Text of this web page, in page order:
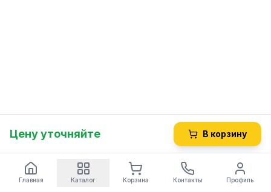
Цену уточняйте В корзину
Главная Каталог Корзина Контакты Профиль